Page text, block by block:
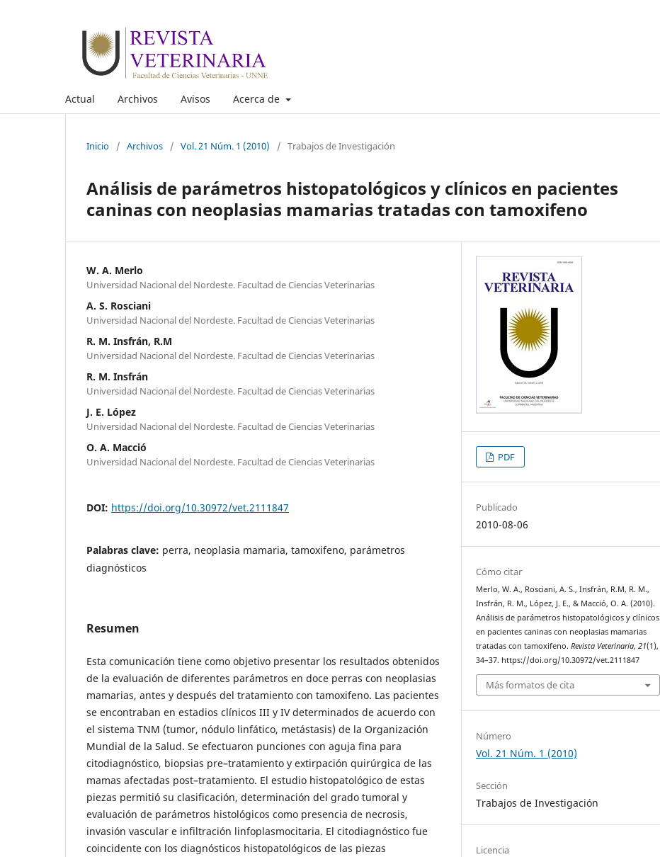
Actual Archivos Avisos Acerca de
Inicio / Archivos / Vol. 21 Núm. 1 (2010) / Trabajos de Investigación
Análisis de parámetros histopatológicos y clínicos en pacientes
caninas con neoplasias mamarias tratadas con tamoxifeno
W. A. Merlo
Universidad Nacional del Nordeste. Facultad de Ciencias Veterinarias
A. S. Rosciani
Universidad Nacional del Nordeste. Facultad de Ciencias Veterinarias
R. M. Insfrán, R.M
Universidad Nacional del Nordeste. Facultad de Ciencias Veterinarias
R. M. Insfrán
Universidad Nacional del Nordeste. Facultad de Ciencias Veterinarias
J. E. López
Universidad Nacional del Nordeste. Facultad de Ciencias Veterinarias
O. A. Macció
Universidad Nacional del Nordeste. Facultad de Ciencias Veterinarias
DOI: https://doi.org/10.30972/vet.2111847
Palabras clave: perra, neoplasia mamaria, tamoxifeno, parámetros
diagnósticos
Resumen
Esta comunicación tiene como objetivo presentar los resultados obtenidos
de la evaluación de diferentes parámetros en doce perras con neoplasias
mamarias, antes y después del tratamiento con tamoxifeno. Las pacientes
se encontraban en estadios clínicos III y IV determinados de acuerdo con
el sistema TNM (tumor, nódulo linfático, metástasis) de la Organización
Mundial de la Salud. Se efectuaron punciones con aguja fina para
citodiagnóstico, biopsias pre–tratamiento y extirpación quirúrgica de las
mamas afectadas post–tratamiento. El estudio histopatológico de estas
piezas permitió su clasificación, determinación del grado tumoral y
evaluación de parámetros histológicos como presencia de necrosis,
invasión vascular e infiltración linfoplasmocitaria. El citodiagnóstico fue
coincidente con los diagnósticos histopatológicos de las piezas
PDF
Publicado
2010-08-06
Cómo citar
Merlo, W. A., Rosciani, A. S., Insfrán, R.M, R. M.,
Insfrán, R. M., López, J. E., & Macció, O. A. (2010).
Análisis de parámetros histopatológicos y clínicos
en pacientes caninas con neoplasias mamarias
tratadas con tamoxifeno.Revista Veterinaria,21(1),
34–37. https://doi.org/10.30972/vet.2111847
Más formatos de cita
Número
Vol. 21 Núm. 1 (2010)
Sección
Trabajos de Investigación
Licencia